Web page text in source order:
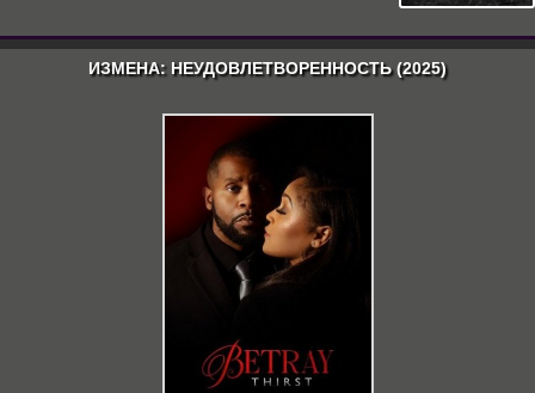
ИЗМЕНА: НЕУДОВЛЕТВОРЕННОСТЬ (2025)